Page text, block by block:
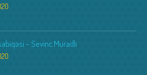
– Sevinc Muradlı